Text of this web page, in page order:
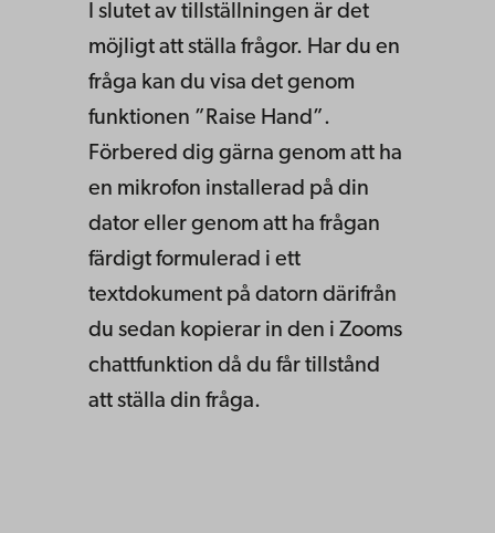
I slutet av tillställningen är det
möjligt att ställa frågor. Har du en
fråga kan du visa det genom
funktionen ”Raise Hand”.
Förbered dig gärna genom att ha
en mikrofon installerad på din
dator eller genom att ha frågan
färdigt formulerad i ett
textdokument på datorn därifrån
du sedan kopierar in den i Zooms
chattfunktion då du får tillstånd
att ställa din fråga.